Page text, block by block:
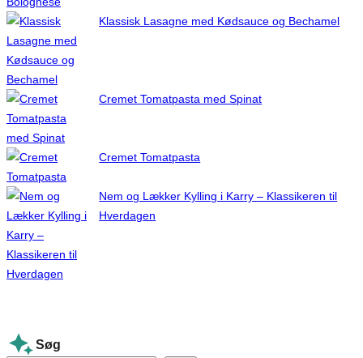
Klassisk Lasagne med Kødsauce og Bechamel
Cremet Tomatpasta med Spinat
Cremet Tomatpasta
Nem og Lækker Kylling i Karry – Klassikeren til
Hverdagen
Søg